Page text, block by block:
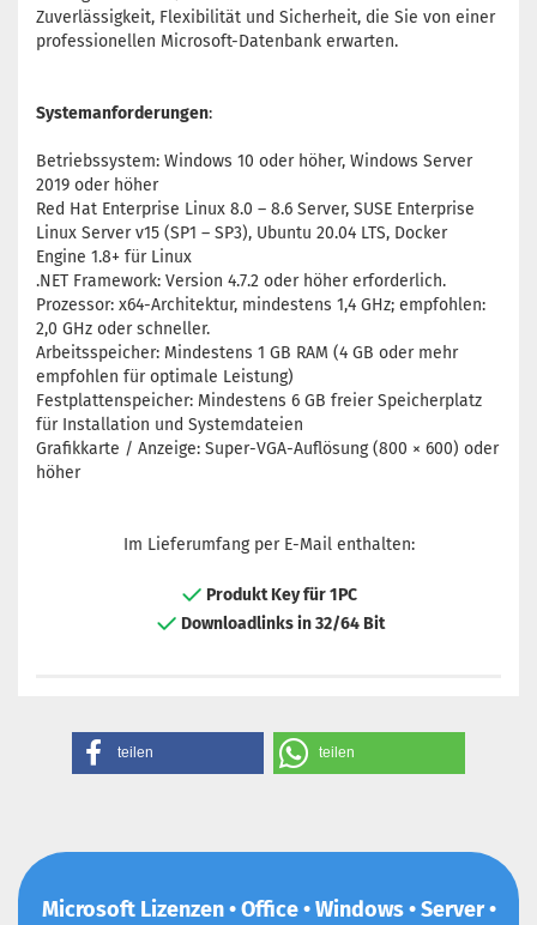
Zuverlässigkeit, Flexibilität und Sicherheit, die Sie von einer
professionellen Microsoft-Datenbank erwarten.
Systemanforderungen:
Betriebssystem: Windows 10 oder höher, Windows Server
2019 oder höher
Red Hat Enterprise Linux 8.0 – 8.6 Server, SUSE Enterprise
Linux Server v15 (SP1 – SP3), Ubuntu 20.04 LTS, Docker
Engine 1.8+ für Linux
.NET Framework: Version 4.7.2 oder höher erforderlich.
Prozessor: x64-Architektur, mindestens 1,4 GHz; empfohlen:
2,0 GHz oder schneller.
Arbeitsspeicher: Mindestens 1 GB RAM (4 GB oder mehr
empfohlen für optimale Leistung)
Festplattenspeicher: Mindestens 6 GB freier Speicherplatz
für Installation und Systemdateien
Grafikkarte / Anzeige: Super-VGA-Auflösung (800 × 600) oder
höher
Im Lieferumfang per E-Mail enthalten:
Produkt Key für 1PC
Downloadlinks in 32/64 Bit
teilen teilen
Microsoft Lizenzen • Office • Windows • Server •